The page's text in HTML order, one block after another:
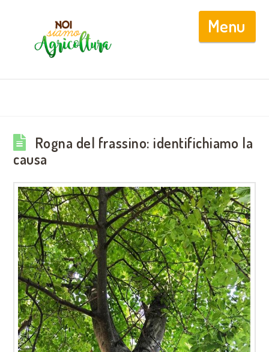
Rogna del frassino: identifichiamo la
causa